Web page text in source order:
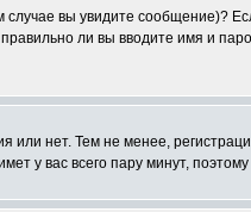
вы увидите сообщение)?
ли вы вводите имя и
или нет. Тем не менее,
у вас всего пару минут,